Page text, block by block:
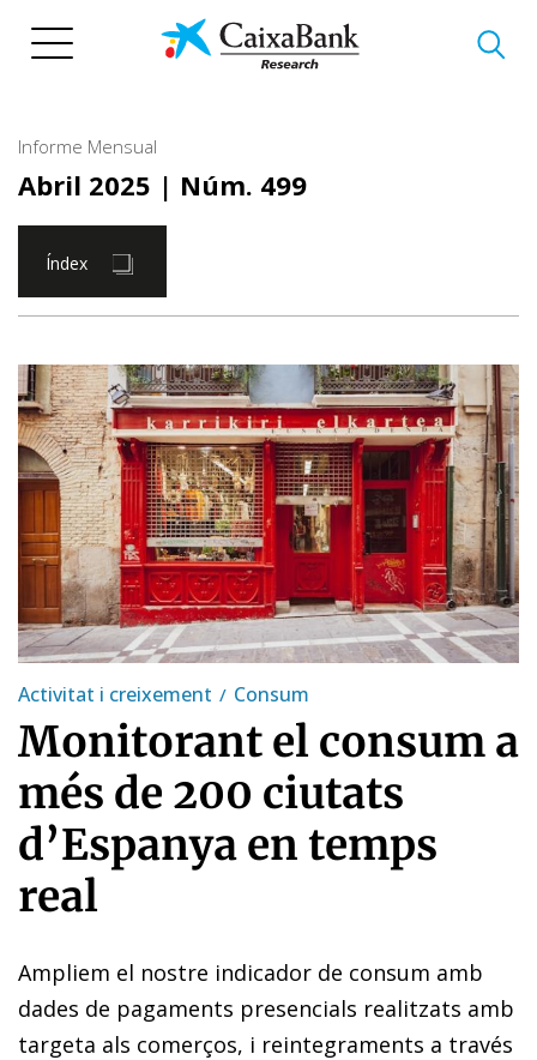
Informe Mensual
Abril 2025 | Núm. 499
Índex
Activitat i creixement Consum
Monitorant el consum a
més de 200 ciutats
d’Espanya en temps
real
Ampliem el nostre indicador de consum amb
dades de pagaments presencials realitzats amb
targeta als comerços, i reintegraments a través